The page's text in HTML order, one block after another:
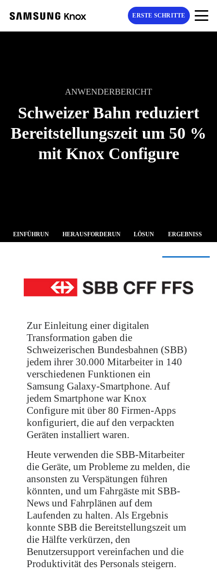
ERSTE SCHRITTE
ANWENDERBERICHT
Schweizer Bahn reduziert
Bereitstellungszeit um 50 %
mit Knox Configure
EINFÜHRUN
HERAUSFORDERUN
LÖSUN
ERGEBNISS
Zur Einleitung einer digitalen
Transformation gaben die
Schweizerischen Bundesbahnen (SBB)
jedem ihrer 30.000 Mitarbeiter in 140
verschiedenen Funktionen ein
Samsung Galaxy-Smartphone. Auf
jedem Smartphone war Knox
Configure mit über 80 Firmen-Apps
konfiguriert, die auf den verpackten
Geräten installiert waren.
Heute verwenden die SBB-Mitarbeiter
die Geräte, um Probleme zu melden, die
ansonsten zu Verspätungen führen
könnten, und um Fahrgäste mit SBB-
News und Fahrplänen auf dem
Laufenden zu halten. Als Ergebnis
konnte SBB die Bereitstellungszeit um
die Hälfte verkürzen, den
Benutzersupport vereinfachen und die
Produktivität des Personals steigern.